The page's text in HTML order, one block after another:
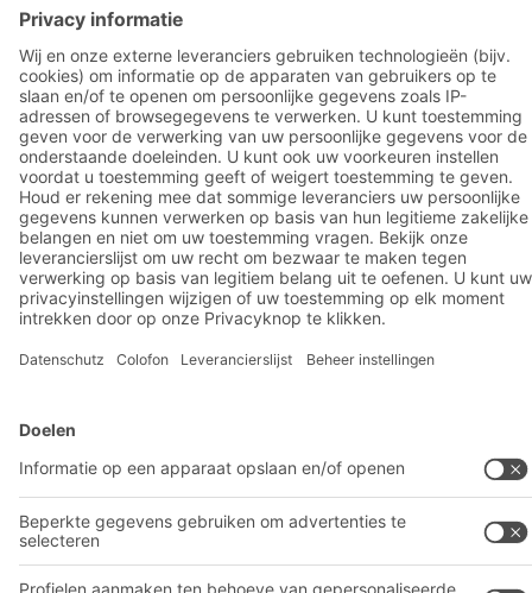
Intralogistieke oplossingen
Bakken en bakken
Industriële legbord stellingen
Transportsystemen
Onze diensten
BITO PROJECTGIDS
Downloaden
Contactformulier
Bedrijf
Over BITO
Ons wereldwijde netwerk
Onze productie
Volg ons
03 870 99 00